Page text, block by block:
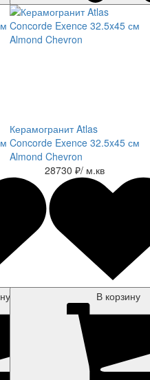
Керамогранит Atlas
Concorde Exence 32.5x45 см
Almond Chevron
28730 ₽/ м.кв
В корзину